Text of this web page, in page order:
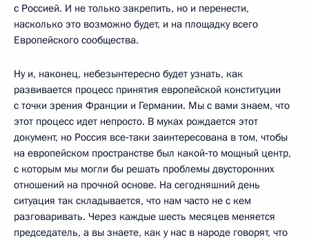
с Россией. И не только закрепить, но и перенести,
насколько это возможно будет, и на площадку всего
Европейского сообщества.
Ну и, наконец, небезынтересно будет узнать, как
развивается процесс принятия европейской конституции
с точки зрения Франции и Германии. Мы с вами знаем, что
этот процесс идет непросто. В муках рождается этот
документ, но Россия все‑таки заинтересована в том, чтобы
на европейском пространстве был какой‑то мощный центр,
с которым мы могли бы решать проблемы двусторонних
отношений на прочной основе. На сегодняшний день
ситуация так складывается, что нам часто не с кем
разговаривать. Через каждые шесть месяцев меняется
председатель, а вы знаете, как у нас в народе говорят, что